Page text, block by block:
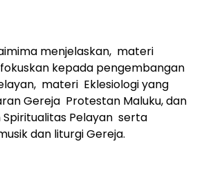
menjelaskan, materi
kepada pengembangan
materi Eklesiologi yang
Gereja Protestan Maluku, dan
Pelayan serta
dan liturgi Gereja.